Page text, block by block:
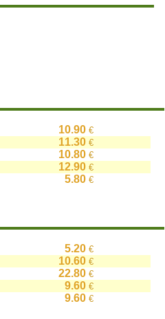
10.90 €
11.30 €
10.80 €
12.90 €
5.80 €
5.20 €
10.60 €
22.80 €
9.60 €
9.60 €